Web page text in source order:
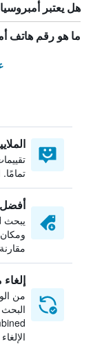
هل يعتبر
ما هو رقم هاتف
من